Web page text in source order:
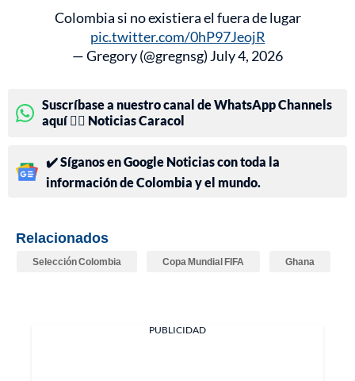
Colombia si no existiera el fuera de lugar
pic.twitter.com/0hP97JeojR
— Gregory (@gregnsg) July 4, 2026
Suscríbase a nuestro canal de WhatsApp Channels
aquí 👉🏻 Noticias Caracol
✔️ Síganos en Google Noticias con toda la
información de Colombia y el mundo.
Relacionados
Selección Colombia Copa Mundial FIFA Ghana
PUBLICIDAD